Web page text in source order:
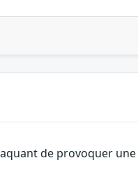
de provoquer